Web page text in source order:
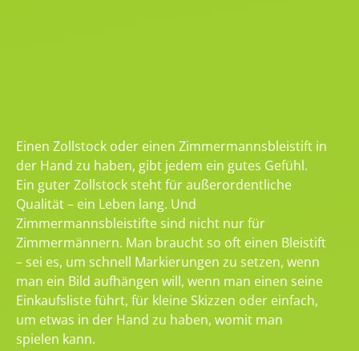
Einen Zollstock oder einen Zimmermannsbleistift in
der Hand zu haben, gibt jedem ein gutes Gefühl.
Ein guter Zollstock steht für außerordentliche
Qualität – ein Leben lang. Und
Zimmermannsbleistifte sind nicht nur für
Zimmermännern. Man braucht so oft einen Bleistift
– sei es, um schnell Markierungen zu setzen, wenn
man ein Bild aufhängen will, wenn man einen seine
Einkaufsliste führt, für kleine Skizzen oder einfach,
um etwas in der Hand zu haben, womit man
spielen kann.